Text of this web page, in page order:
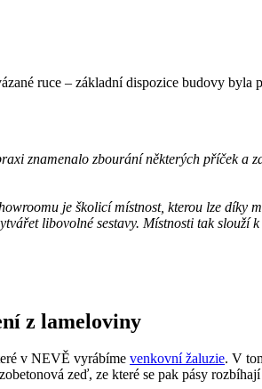
ruce – základní dispozice budovy
znamenalo zbourání některých příček a
je školicí místnost, kterou lze
libovolné sestavy. Místnosti tak
z lameloviny
v NEVĚ vyrábíme venkovní žaluzie. V
zeď, ze které se pak pásy